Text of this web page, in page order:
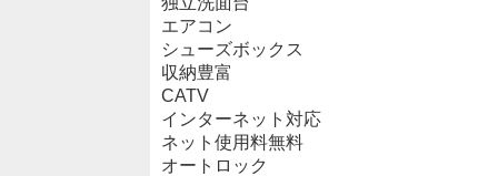
エアコン
シューズボックス
収納豊富
CATV
インターネット対応
ネット使用料無料
オートロック